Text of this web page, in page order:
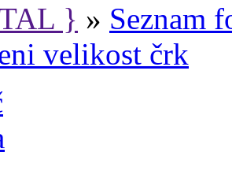
} » Seznam
velikost črk